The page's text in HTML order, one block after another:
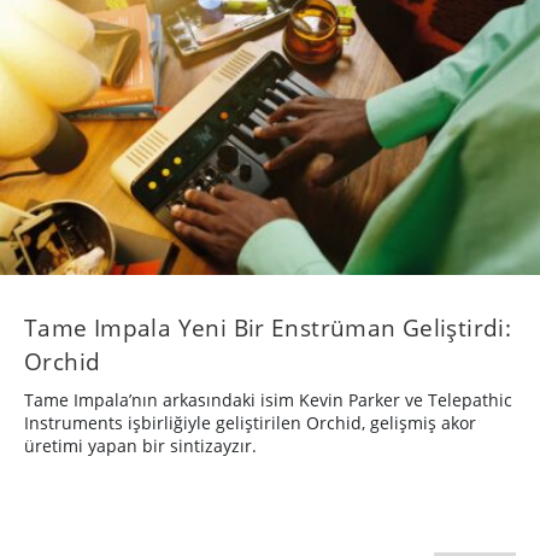
Tame Impala Yeni Bir Enstrüman Geliştirdi:
Orchid
Tame Impala’nın arkasındaki isim Kevin Parker ve Telepathic
Instruments işbirliğiyle geliştirilen Orchid, gelişmiş akor
üretimi yapan bir sintizayzır.